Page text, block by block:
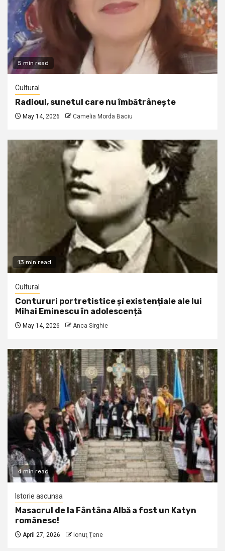
5 min read
Cultural
Radioul, sunetul care nu îmbătrânește
May 14, 2026 Camelia Morda Baciu
13 min read
Cultural
Contururi portretistice și existențiale ale lui
Mihai Eminescu în adolescență
May 14, 2026 Anca Sirghie
4 min read
Istorie ascunsa
Masacrul de la Fântâna Albă a fost un Katyn
românesc!
April 27, 2026 Ionuţ Ţene